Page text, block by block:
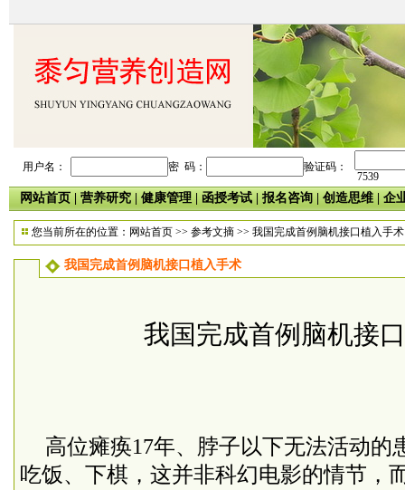
用户名： 密 码： 验证码：
7539
网站首页 营养研究 健康管理 函授考试 报名咨询 创造思维| 企
您当前所在的位置： 网站首页 >> 参考文摘 >> 我国完成首例脑机接口植入手术
我国完成首例脑机接口植入手术
我国完成首例脑机接
高位瘫痪17年、脖子以下无法活动的
吃饭、下棋，这并非科幻电影的情节，